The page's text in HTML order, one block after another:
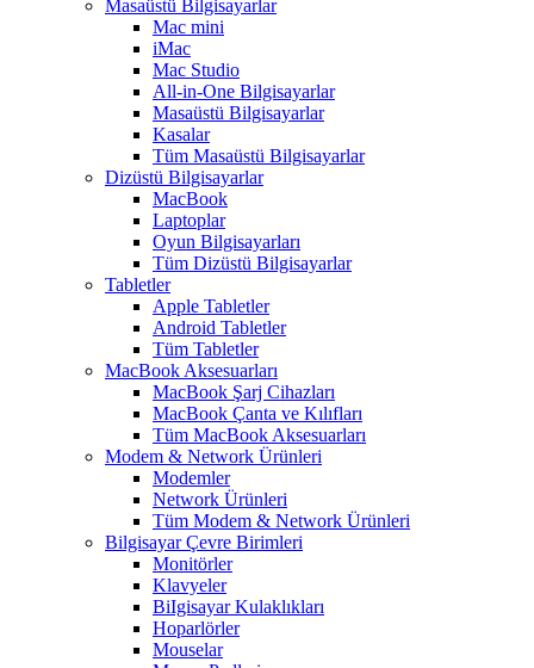
Masaüstü Bilgisayarlar
Mac mini
iMac
Mac Studio
All-in-One Bilgisayarlar
Masaüstü Bilgisayarlar
Kasalar
Tüm Masaüstü Bilgisayarlar
Dizüstü Bilgisayarlar
MacBook
Laptoplar
Oyun Bilgisayarları
Tüm Dizüstü Bilgisayarlar
Tabletler
Apple Tabletler
Android Tabletler
Tüm Tabletler
MacBook Aksesuarları
MacBook Şarj Cihazları
MacBook Çanta ve Kılıfları
Tüm MacBook Aksesuarları
Modem & Network Ürünleri
Modemler
Network Ürünleri
Tüm Modem & Network Ürünleri
Bilgisayar Çevre Birimleri
Monitörler
Klavyeler
BiIgisayar Kulaklıkları
Hoparlörler
Mouselar